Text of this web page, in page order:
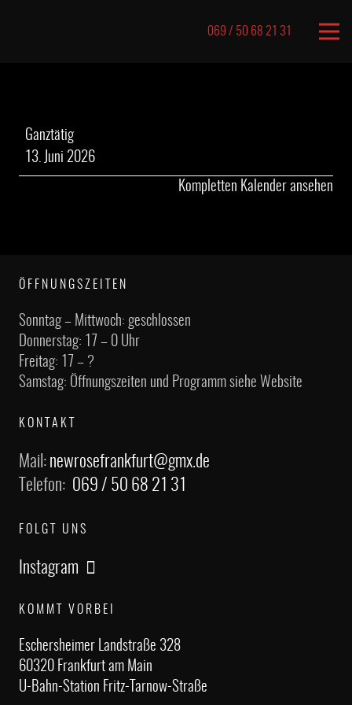
069 / 50 68 21 31
Geschlossene
Gesellschaft
Ganztätig
13. Juni 2026
Kompletten Kalender ansehen
ÖFFNUNGSZEITEN
Sonntag – Mittwoch: geschlossen
Donnerstag: 17 – 0 Uhr
Freitag: 17 – ?
Samstag: Öffnungszeiten und Programm siehe Website
KONTAKT
Mail: newrosefrankfurt@gmx.de
Telefon: 069 / 50 68 21 31
FOLGT UNS
Instagram
KOMMT VORBEI
Eschersheimer Landstraße 328
60320 Frankfurt am Main
U-Bahn-Station Fritz-Tarnow-Straße